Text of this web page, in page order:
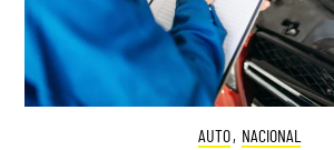
AUTO, NACIONAL